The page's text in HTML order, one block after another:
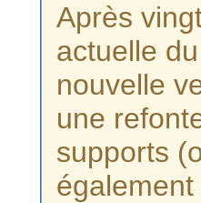
Après
actuelle
nouvelle
une
supports